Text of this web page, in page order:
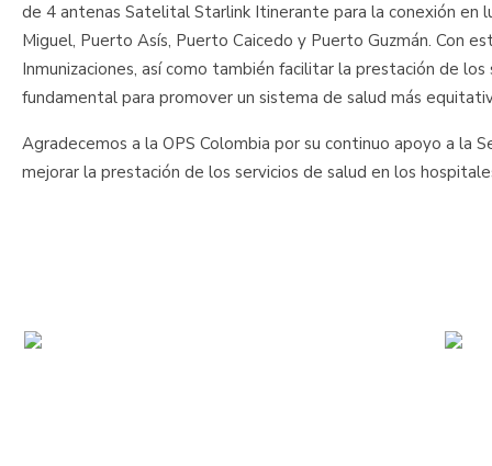
de 4 antenas Satelital Starlink Itinerante para la conexión en
Miguel, Puerto Asís, Puerto Caicedo y Puerto Guzmán. Con
Inmunizaciones, así como también facilitar la prestación de
fundamental para promover un sistema de salud más
Agradecemos a la OPS Colombia por su continuo apoyo a la
mejorar la prestación de los servicios de salud en los